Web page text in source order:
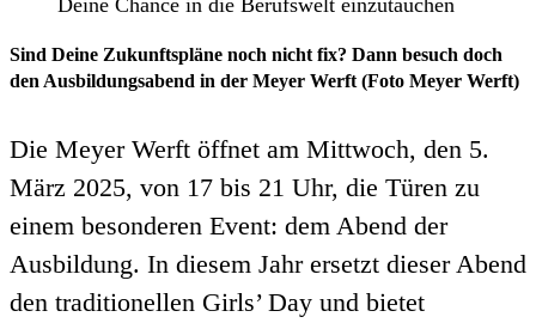
Sind Deine Zukunftspläne noch nicht fix? Dann besuch doch
den Ausbildungsabend in der Meyer Werft (Foto Meyer Werft)
Die Meyer Werft öffnet am Mittwoch, den 5.
März 2025, von 17 bis 21 Uhr, die Türen zu
einem besonderen Event: dem Abend der
Ausbildung. In diesem Jahr ersetzt dieser Abend
den traditionellen Girls’ Day und bietet